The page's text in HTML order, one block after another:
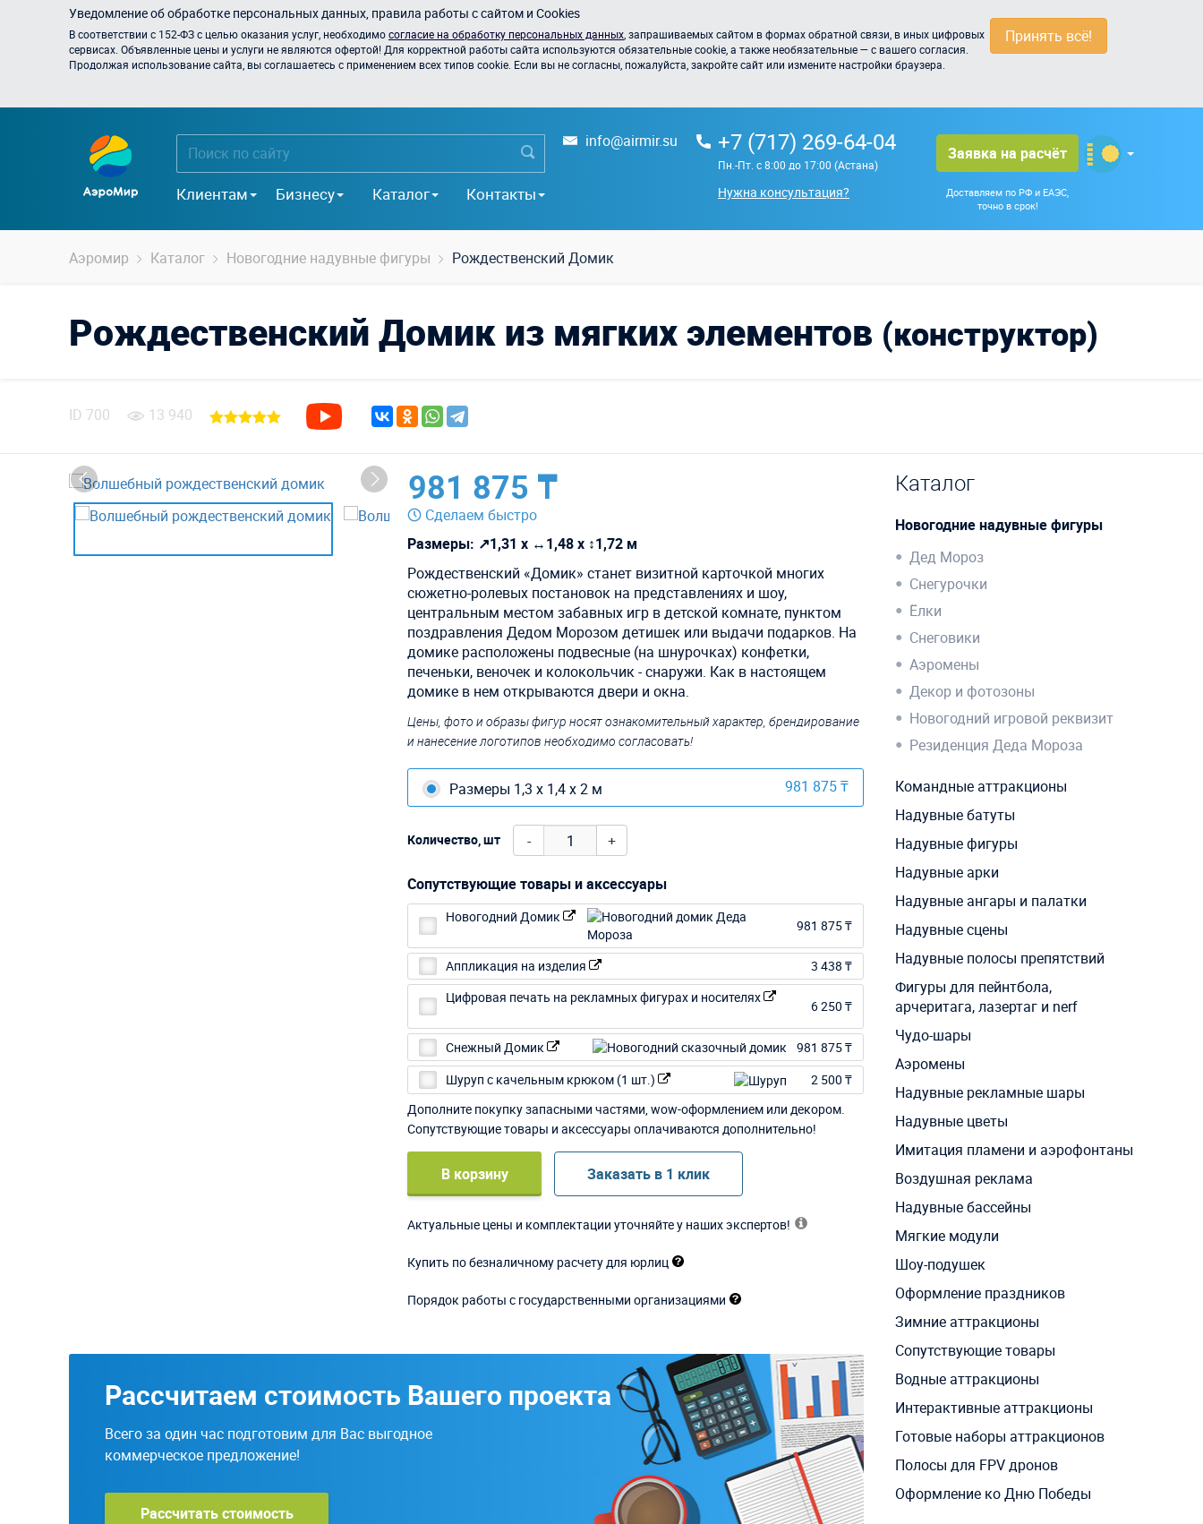
Принять всё!
Уведомление об обработке персональных данных, правила работы с сайтом и Cookies
В соответствии с 152-ФЗ с целью оказания услуг, необходимосогласие на обработку персональных данных , запрашиваемых сайтом в формах обратной связи, в иных цифровых
сервисах. Объявленные цены и услуги не являются офертой! Для корректной работы сайта используются обязательные cookie, а также необязательные — с вашего согласия.
Продолжая использование сайта, вы соглашаетесь с применением всех типов cookie. Если вы не согласны, пожалуйста, закройте сайт или измените настройки браузера.
Клиентам Бизнесу Каталог Контакты
info@airmir.su +7 (717) 269-64-04
Пн.-Пт. с 8:00 до 17:00 (Астана)
Нужна консультация?
Заявка на расчёт
Доставляем по РФ и ЕАЭС,
точно в срок!
Аэромир Каталог Новогодние надувные фигуры Рождественский Домик
Рождественский Домик из мягких элементов (конструктор)
ID 700 13 940
981 875 ₸
Сделаем быстро
Размеры: ↗1,31 х ↔1,48 х ↕1,72 м
Рождественский «Домик» станет визитной карточкой многих
сюжетно-ролевых постановок на представлениях и шоу,
центральным местом забавных игр в детской комнате, пунктом
поздравления Дедом Морозом детишек или выдачи подарков. На
домике расположены подвесные (на шнурочках) конфетки,
печеньки, веночек и колокольчик - снаружи. Как в настоящем
домике в нем открываются двери и окна.
Цены, фото и образы фигур носят ознакомительный характер, брендирование
и нанесение логотипов необходимо согласовать!
Размеры 1,3 х 1,4 х 2 м 981 875 ₸
Количество, шт - +
Сопутствующие товары и аксессуары
Новогодний Домик
981 875 ₸
Аппликация на изделия
3 438 ₸
Цифровая печать на рекламных фигурах и носителях
6 250 ₸
Снежный Домик
981 875 ₸
Шуруп с качельным крюком (1 шт.)
2 500 ₸
Дополните покупку запасными частями, wow-оформлением или декором.
Сопутствующие товары и аксессуары оплачиваются дополнительно!
В корзину Заказать в 1 клик
Актуальные цены и комплектации уточняйте у наших экспертов!
Купить по безналичному расчету для юрлиц
Порядок работы с государственными организациями
Рассчитаем стоимость Вашего проекта
Всего за один час подготовим для Вас выгодное
коммерческое предложение!
Рассчитать стоимость
Каталог
Новогодние надувные фигуры
Дед Мороз
Снегурочки
Ёлки
Снеговики
Аэромены
Декор и фотозоны
Новогодний игровой реквизит
Резиденция Деда Мороза
Командные аттракционы
Надувные батуты
Надувные фигуры
Надувные арки
Надувные ангары и палатки
Надувные сцены
Надувные полосы препятствий
Фигуры для пейнтбола,
арчеритага, лазертаг и nerf
Чудо-шары
Аэромены
Надувные рекламные шары
Надувные цветы
Имитация пламени и аэрофонтаны
Воздушная реклама
Надувные бассейны
Мягкие модули
Шоу-подушек
Оформление праздников
Зимние аттракционы
Сопутствующие товары
Водные аттракционы
Интерактивные аттракционы
Готовые наборы аттракционов
Полосы для FPV дронов
Оформление ко Дню Победы